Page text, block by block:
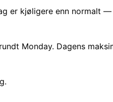
er kjøligere enn normalt
Monday. Dagens